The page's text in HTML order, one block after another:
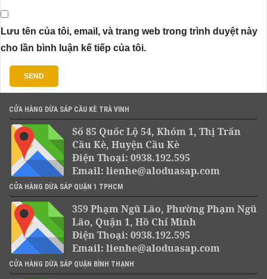
Lưu tên của tôi, email, và trang web trong trình duyệt này
cho lần bình luận kế tiếp của tôi.
CỬA HÀNG DỪA SÁP CẦU KÈ TRÀ VINH
Số 85 Quốc Lộ 54, Khóm 1, Thị Trấn
Cầu Kè, Huyện Cầu Kè
Điện Thoại: 0938.192.595
Email: lienhe@aloduasap.com
CỬA HÀNG DỪA SÁP QUẬN 1 TPHCM
359 Phạm Ngũ Lão, Phường Phạm Ngũ
Lão, Quận 1, Hồ Chí Minh
Điện Thoại: 0938.192.595
Email: lienhe@aloduasap.com
CỬA HÀNG DỪA SÁP QUẬN BÌNH THẠNH